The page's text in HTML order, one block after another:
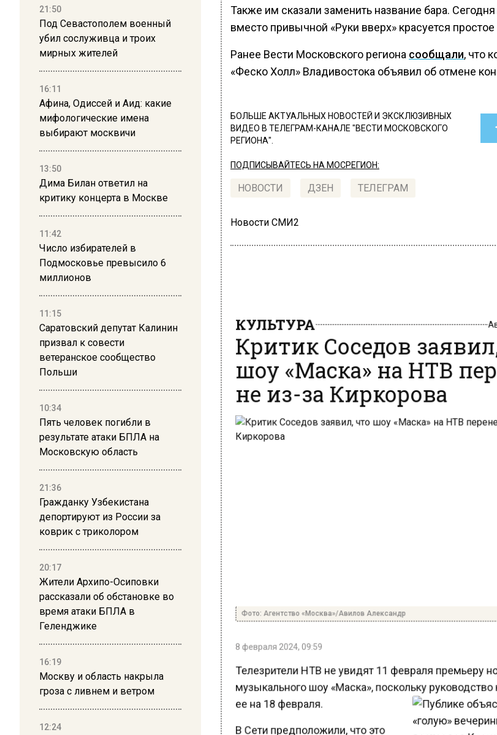
21:50
Под Севастополем военный
убил сослуживца и троих
мирных жителей
16:11
Афина, Одиссей и Аид: какие
мифологические имена
выбирают москвичи
13:50
Дима Билан ответил на
критику концерта в Москве
11:42
Число избирателей в
Подмосковье превысило 6
миллионов
11:15
Саратовский депутат Калинин
призвал к совести
ветеранское сообщество
Польши
10:34
Пять человек погибли в
результате атаки БПЛА на
Московскую область
21:36
Гражданку Узбекистана
депортируют из России за
коврик с триколором
20:17
Жители Архипо-Осиповки
рассказали об обстановке во
время атаки БПЛА в
Геленджике
16:19
Москву и область накрыла
гроза с ливнем и ветром
12:24
Также им сказали заменить название бара.
вместо привычной «Руки вверх» красуется простое
Ранее Вести Московского региона сообщали, что
«Феско Холл» Владивостока объявил об отмене
БОЛЬШЕ АКТУАЛЬНЫХ НОВОСТЕЙ И ЭКСКЛЮЗИВНЫХ
ВИДЕО В ТЕЛЕГРАМ-КАНАЛЕ "ВЕСТИ МОСКОВСКОГО
РЕГИОНА".
ПОДПИСЫВАЙТЕСЬ НА МОСРЕГИОН:
НОВОСТИ ДЗЕН ТЕЛЕГРАМ
Новости СМИ2
Критик Соседов
шоу «Маска» на НТВ
не из-за Киркорова
Фото: Агентство «Москва»/Авилов Александр
8 февраля 2024, 09:59
Телезрители НТВ не увидят 11 февраля премьеру
музыкального шоу «Маска», поскольку руководство
ее на 18 февраля.
В Сети предположили, что это